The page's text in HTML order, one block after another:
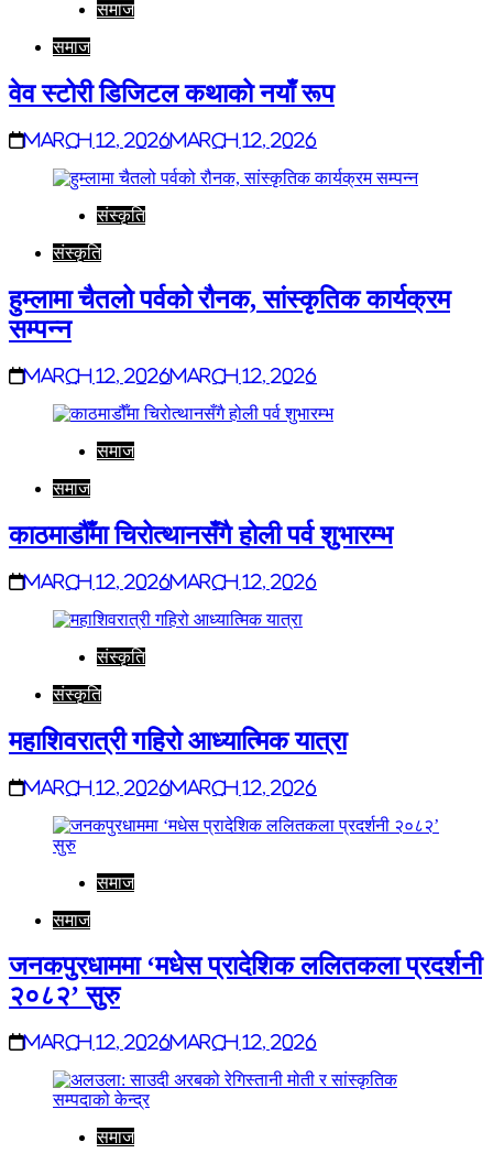
समाज
समाज
वेव स्टोरी डिजिटल कथाको नयाँ रूप
March 12, 2026March 12, 2026
संस्कृति
संस्कृति
हुम्लामा चैतलो पर्वको रौनक, सांस्कृतिक कार्यक्रम
सम्पन्न
March 12, 2026March 12, 2026
समाज
समाज
काठमाडौँमा चिरोत्थानसँगै होली पर्व शुभारम्भ
March 12, 2026March 12, 2026
संस्कृति
संस्कृति
महाशिवरात्री गहिरो आध्यात्मिक यात्रा
March 12, 2026March 12, 2026
समाज
समाज
जनकपुरधाममा ‘मधेस प्रादेशिक ललितकला प्रदर्शनी
२०८२’ सुरु
March 12, 2026March 12, 2026
समाज